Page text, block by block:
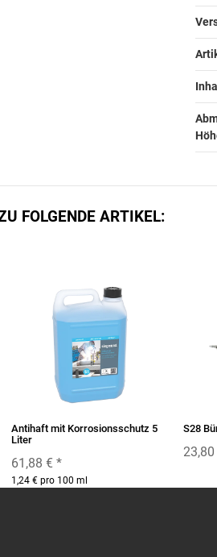
FOLGENDE ARTIKEL:
Antihaft mit Korrosionsschutz 5
Liter
61,88 € *
1,24 € pro 100 ml
S28
23,80